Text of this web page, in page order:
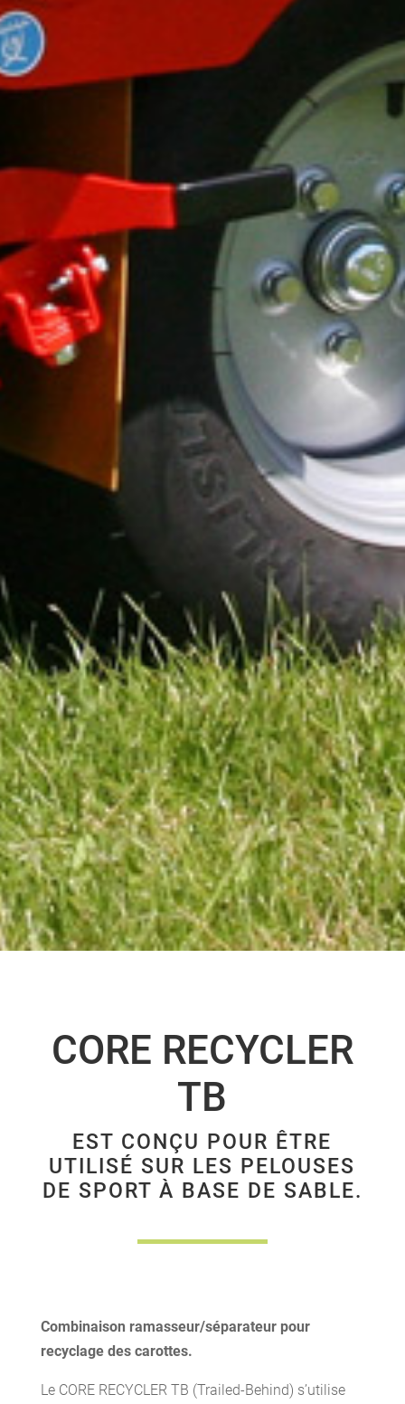
CORE RECYCLER
TB
EST CONÇU POUR ÊTRE
UTILISÉ SUR LES PELOUSES
DE SPORT À BASE DE SABLE.
Combinaison ramasseur/séparateur pour
recyclage des carottes.
Le CORE RECYCLER TB (Trailed-Behind) s’utilise